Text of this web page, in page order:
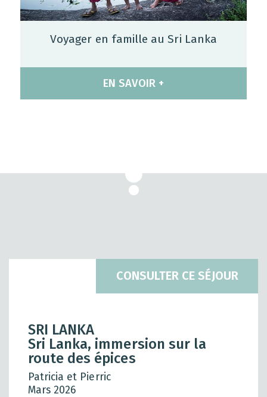
Voyager en famille au Sri Lanka
EN SAVOIR +
SRI LANKA
Sri Lanka, immersion sur la
route des épices
Patricia et Pierric
Mars 2026
CONSULTER CE SÉJOUR